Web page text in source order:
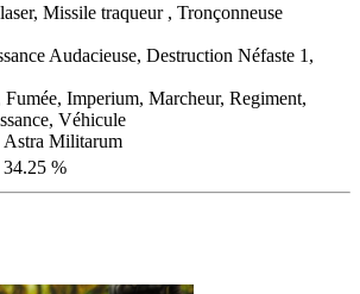
Missile traqueur , Tronçonneuse
Audacieuse, Destruction Néfaste 1,
Fumée, Imperium, Marcheur, Regiment,
Véhicule
Astra Militarum
34.25 %